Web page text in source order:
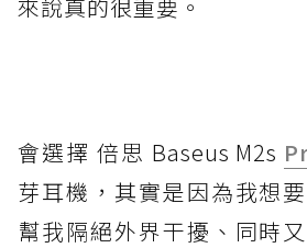
來說真的很重要。
會選擇 倍思 Baseus M2s
芽耳機，其實是因為我想
幫我隔絕外界干擾、同時